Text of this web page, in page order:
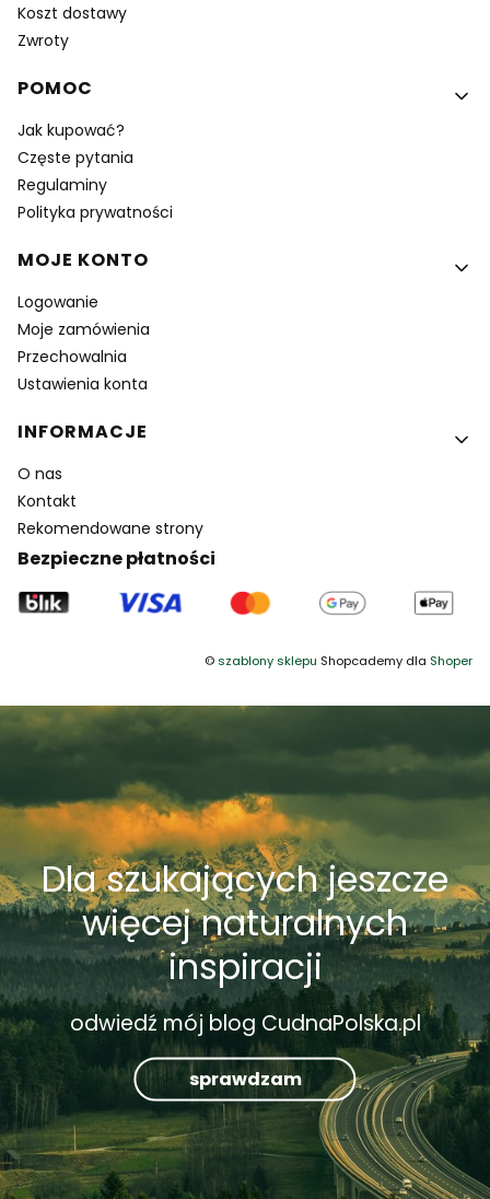
Koszt dostawy
Zwroty
POMOC
Jak kupować?
Częste pytania
Regulaminy
Polityka prywatności
MOJE KONTO
Logowanie
Moje zamówienia
Przechowalnia
Ustawienia konta
INFORMACJE
O nas
Kontakt
Rekomendowane strony
Bezpieczne płatności
©szablony sklepu Shopcademy dla Shoper
Dla szukających jeszcze
więcej naturalnych
inspiracji
odwiedź mój blog CudnaPolska.pl
sprawdzam